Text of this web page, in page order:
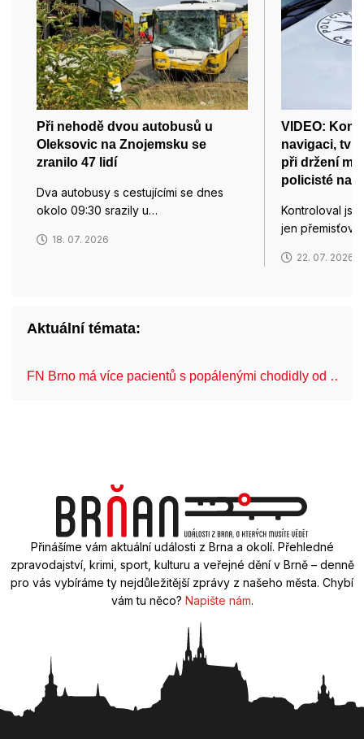
Při nehodě dvou autobusů u
Oleksovic na Znojemsku se
zranilo 47 lidí
Dva autobusy s cestujícími se dnes
okolo 09:30 srazily u…
18. 07. 2026
VIDEO:
navigaci,
při držení
policisté na
Kontroloval
jen
22. 07. 2026
Aktuální témata:
FN Brno má více pacientů s popálenými chodidly od …
Přinášíme vám aktuální události z Brna a okolí. Přehledné
zpravodajství, krimi, sport, kulturu a veřejné dění v Brně – denně
pro vás vybíráme ty nejdůležitější zprávy z našeho města. Chybí
vám tu něco? Napište nám.